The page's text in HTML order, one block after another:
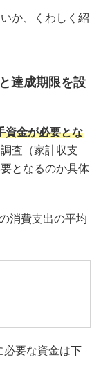
か、くわしく紹
達成期限を設
資金が必要とな
査（家計収支
となるのか具体
消費支出の平均
必要な資金は下